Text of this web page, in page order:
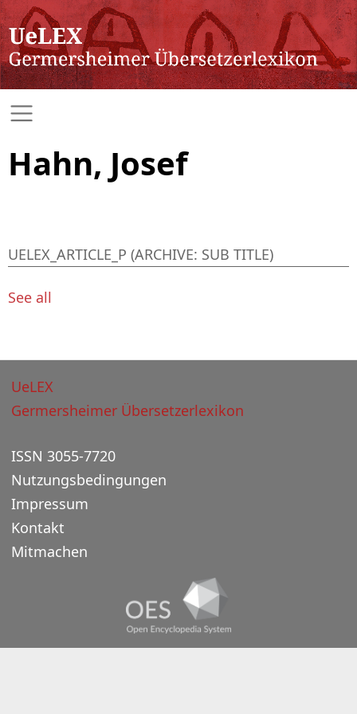
Hahn, Josef
UELEX_ARTICLE_P (ARCHIVE: SUB TITLE)
See all
UeLEX
Germersheimer Übersetzerlexikon
ISSN 3055-7720
Nutzungsbedingungen
Impressum
Kontakt
Mitmachen